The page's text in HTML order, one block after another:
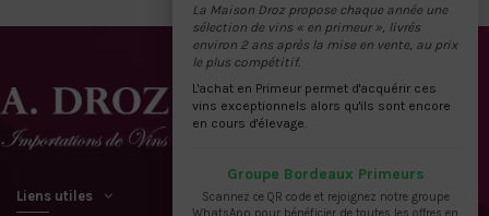
Liens utiles
La Maison Droz propose chaque année une
sélection de vins « en primeur », livrés
environ 2 ans après la mise en vente, au prix
le plus compétitif.
L'achat en Primeur permet d'acquérir ces
vins exceptionnels alors qu'ils sont encore
en cours d'élevage.
Groupe Bordeaux Primeurs
Scannez ce QR code et rejoignez notre groupe
WhatsApp pour bénéficier de toutes les offres en